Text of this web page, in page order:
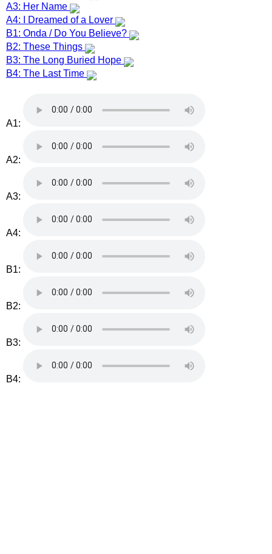
A3: Her Name
A4: I Dreamed of a Lover
B1: Onda / Do You Believe?
B2: These Things
B3: The Long Buried Hope
B4: The Last Time
A1:
A2:
A3:
A4:
B1:
B2:
B3:
B4: